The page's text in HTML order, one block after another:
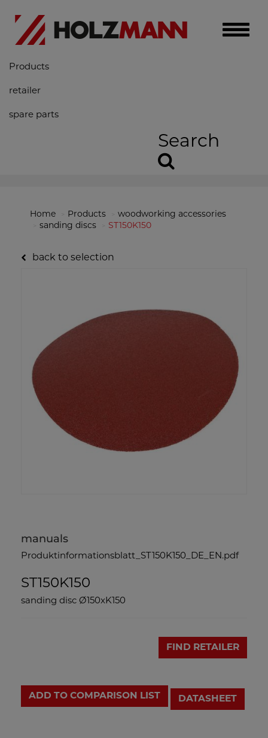
Toggle
Products
retailer
spare parts
Search
Home Products
woodworking accessories
sanding discs
ST150K150
back to selection
manuals
Produktinformationsblatt_ST150K150_DE_EN.pdf
ST150K150
sanding disc Ø150xK150
FIND RETAILER
ADD TO COMPARISON LIST DATASHEET